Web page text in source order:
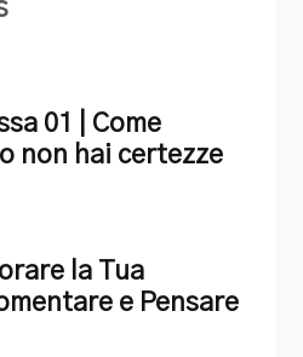
01 | Come
non hai certezze
la Tua
e Pensare